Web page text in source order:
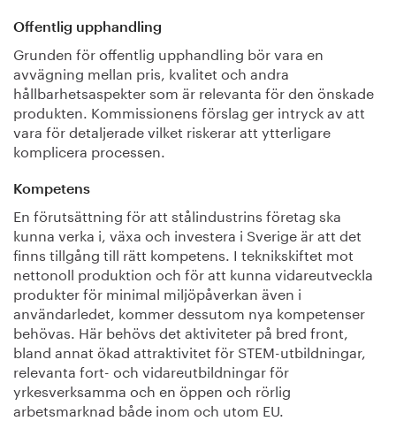
Offentlig upphandling
Grunden för offentlig upphandling bör vara en
avvägning mellan pris, kvalitet och andra
hållbarhetsaspekter som är relevanta för den önskade
produkten. Kommissionens förslag ger intryck av att
vara för detaljerade vilket riskerar att ytterligare
komplicera processen.
Kompetens
En förutsättning för att stålindustrins företag ska
kunna verka i, växa och investera i Sverige är att det
finns tillgång till rätt kompetens. I teknikskiftet mot
nettonoll produktion och för att kunna vidareutveckla
produkter för minimal miljöpåverkan även i
användarledet, kommer dessutom nya kompetenser
behövas. Här behövs det aktiviteter på bred front,
bland annat ökad attraktivitet för STEM-utbildningar,
relevanta fort- och vidareutbildningar för
yrkesverksamma och en öppen och rörlig
arbetsmarknad både inom och utom EU.